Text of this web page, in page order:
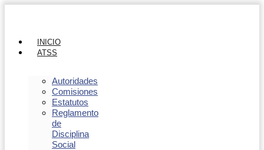
INICIO
ATSS
Autoridades
Comisiones
Estatutos
Reglamento
de
Disciplina
Social